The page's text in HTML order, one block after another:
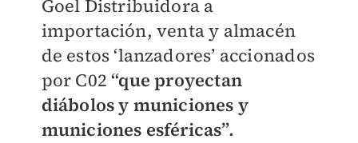
Goel Distribuidora a
importación, venta y almacén
de estos ‘lanzadores’ accionados
por C02“que proyectan
diábolos y municiones y
municiones esféricas”.